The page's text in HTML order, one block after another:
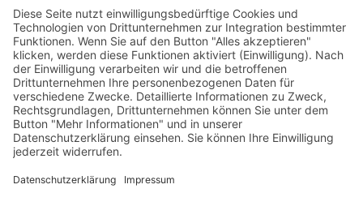
Podcasts, Themen und Informationen.
Entdecken Sie unser Forum für Medien, Bildung
und Demokratie - jederzeit und überall
verfügbar.
Mehr erfahren